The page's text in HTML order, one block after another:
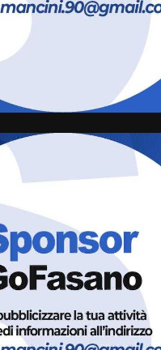
Carta d’identità: continua
di aperture straordinarie
Comune di Fasano
Grazia Neglia,
cittadina di Fratelli d’Italia,
pronta a tornare in
comunale
6 Agosto 2026 08:00
Cura dei beni comuni e
cittadinanza attiva: online
l’avviso per la gestione
condivisa della Villetta di
Laureto
La magia del Minareto e la
assoluta de “L’Albergo